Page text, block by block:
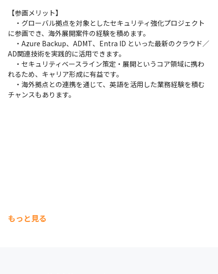
【参画メリット】
・グローバル拠点を対象としたセキュリティ強化プロジェクト
に参画でき、海外展開案件の経験を積めます。
・Azure Backup、ADMT、Entra ID といった最新のクラウド／
AD関連技術を実践的に活用できます。
・セキュリティベースライン策定・展開というコア領域に携わ
れるため、キャリア形成に有益です。
・海外拠点との連携を通じて、英語を活用した業務経験を積む
チャンスもあります。
もっと見る